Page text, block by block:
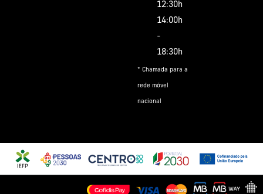
12:30h
14:00h
-
18:30h
* Chamada para a
rede móvel
nacional